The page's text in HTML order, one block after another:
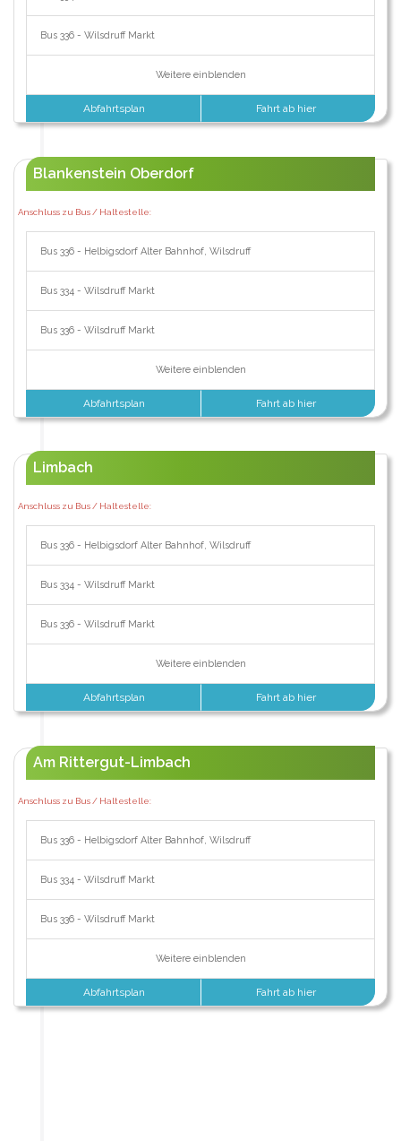
Bus 336 - Wilsdruff Markt
Weitere einblenden
Abfahrtsplan Fahrt ab hier
Blankenstein Oberdorf
Anschluss zu Bus / Haltestelle:
Bus 336 - Helbigsdorf Alter Bahnhof, Wilsdruff
Bus 334 - Wilsdruff Markt
Bus 336 - Wilsdruff Markt
Weitere einblenden
Abfahrtsplan Fahrt ab hier
Limbach
Anschluss zu Bus / Haltestelle:
Bus 336 - Helbigsdorf Alter Bahnhof, Wilsdruff
Bus 334 - Wilsdruff Markt
Bus 336 - Wilsdruff Markt
Weitere einblenden
Abfahrtsplan Fahrt ab hier
Am Rittergut-Limbach
Anschluss zu Bus / Haltestelle:
Bus 336 - Helbigsdorf Alter Bahnhof, Wilsdruff
Bus 334 - Wilsdruff Markt
Bus 336 - Wilsdruff Markt
Weitere einblenden
Abfahrtsplan Fahrt ab hier